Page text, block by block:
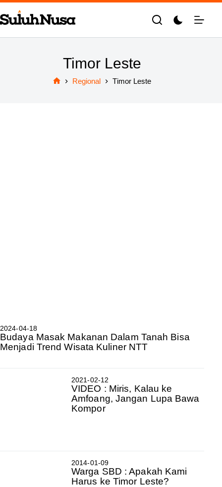
Skip
to
content
Timor Leste
Regional Timor Leste
2024-04-18
Budaya Masak Makanan Dalam Tanah Bisa
Menjadi Trend Wisata Kuliner NTT
2021-02-12
VIDEO : Miris, Kalau ke
Amfoang, Jangan Lupa Bawa
Kompor
2014-01-09
Warga SBD : Apakah Kami
Harus ke Timor Leste?